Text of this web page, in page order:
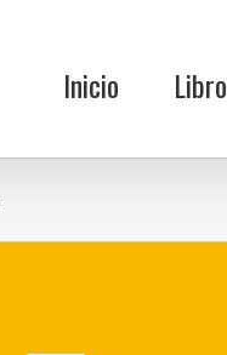
Inicio Libro